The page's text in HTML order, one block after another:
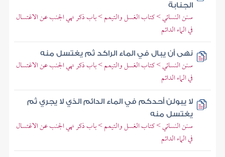
الجنابة
سنن النسائي > كتاب الغسل والتيمم > باب ذكر نهي الجنب عن الاغتسال
في الماء الدائم
نهى أن يبال في الماء الراكد ثم يغتسل منه
سنن النسائي > كتاب الغسل والتيمم > باب ذكر نهي الجنب عن الاغتسال
في الماء الدائم
لا يبولن أحدكم في الماء الدائم الذي لا يجري ثم
يغتسل منه
سنن النسائي > كتاب الغسل والتيمم > باب ذكر نهي الجنب عن الاغتسال
في الماء الدائم